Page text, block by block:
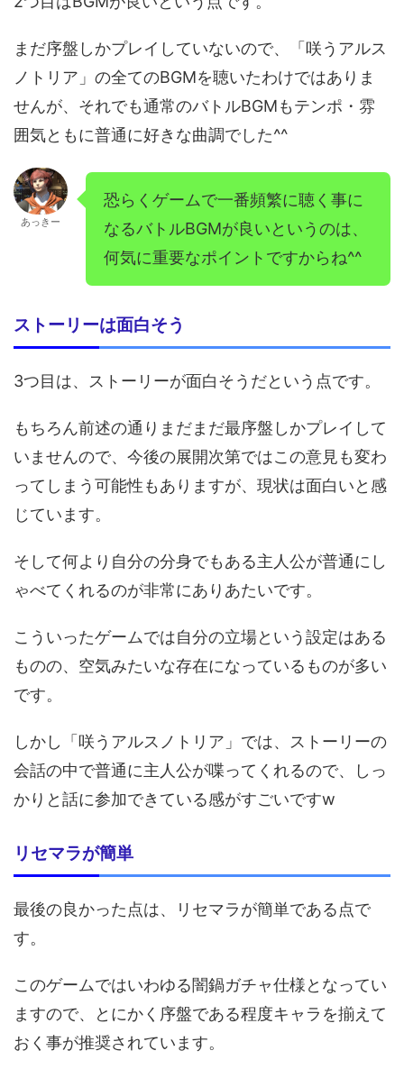
まだ序盤しかプレイしていないので、「咲うアルス
ノトリア」の全てのBGMを聴いたわけではありま
せんが、それでも通常のバトルBGMもテンポ・雰
囲気ともに普通に好きな曲調でした^^
あっきー
恐らくゲームで一番頻繁に聴く事に
なるバトルBGMが良いというのは、
何気に重要なポイントですからね^^
ストーリーは面白そう
3つ目は、ストーリーが面白そうだという点です。
もちろん前述の通りまだまだ最序盤しかプレイして
いませんので、今後の展開次第ではこの意見も変わ
ってしまう可能性もありますが、現状は面白いと感
じています。
そして何より自分の分身でもある主人公が普通にし
ゃべてくれるのが非常にありあたいです。
こういったゲームでは自分の立場という設定はある
ものの、空気みたいな存在になっているものが多い
です。
しかし「咲うアルスノトリア」では、ストーリーの
会話の中で普通に主人公が喋ってくれるので、しっ
かりと話に参加できている感がすごいですw
リセマラが簡単
最後の良かった点は、リセマラが簡単である点で
す。
このゲームではいわゆる闇鍋ガチャ仕様となってい
ますので、とにかく序盤である程度キャラを揃えて
おく事が推奨されています。